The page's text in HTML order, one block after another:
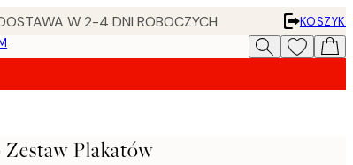
W 2-4 DNI ROBOCZYCH
KOSZYK
Plakatów